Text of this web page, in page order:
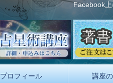
Facebook上
プロフィール 講座